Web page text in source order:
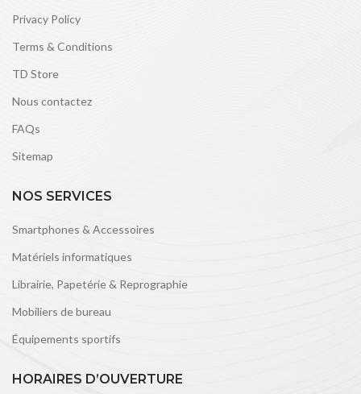
Privacy Policy
Terms & Conditions
TD Store
Nous contactez
FAQs
Sitemap
NOS SERVICES
Smartphones & Accessoires
Matériels informatiques
Librairie, Papetérie & Reprographie
Mobiliers de bureau
Équipements sportifs
HORAIRES D’OUVERTURE